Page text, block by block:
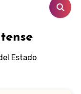
Estado